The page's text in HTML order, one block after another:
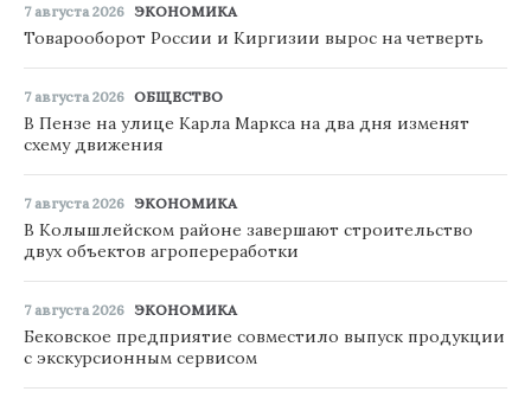
7 августа 2026 ЭКОНОМИКА
Товарооборот России и Киргизии вырос на четверть
7 августа 2026 ОБЩЕСТВО
В Пензе на улице Карла Маркса на два дня изменят
схему движения
7 августа 2026 ЭКОНОМИКА
В Колышлейском районе завершают строительство
двух объектов агропереработки
7 августа 2026 ЭКОНОМИКА
Бековское предприятие совместило выпуск продукции
с экскурсионным сервисом